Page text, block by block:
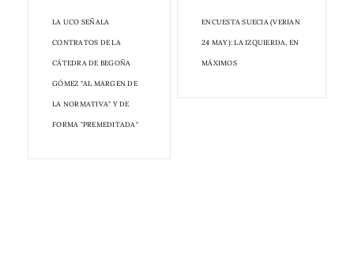
LA UCO SEÑALA
CONTRATOS DE LA
CÁTEDRA DE BEGOÑA
GÓMEZ "AL MARGEN DE
LA NORMATIVA" Y DE
FORMA "PREMEDITADA"
ENCUESTA SUECIA (VERIAN
24 MAY): LA IZQUIERDA, EN
MÁXIMOS